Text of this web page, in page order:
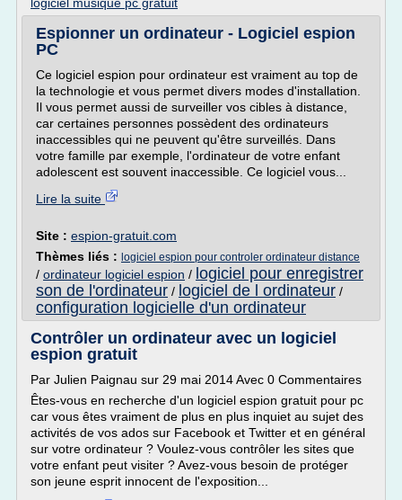
Espionner un ordinateur - Logiciel espion
PC
Ce logiciel espion pour ordinateur est vraiment au top de
la technologie et vous permet divers modes d'installation.
Il vous permet aussi de surveiller vos cibles à distance,
car certaines personnes possèdent des ordinateurs
inaccessibles qui ne peuvent qu'être surveillés. Dans
votre famille par exemple, l'ordinateur de votre enfant
adolescent est souvent inaccessible. Ce logiciel vous...
Lire la suite
Site : espion-gratuit.com
Thèmes liés : logiciel espion pour controler ordinateur distance
/ ordinateur logiciel espion / logiciel pour enregistrer
son de l'ordinateur / logiciel de l ordinateur /
configuration logicielle d'un ordinateur
Contrôler un ordinateur avec un logiciel
espion gratuit
Par Julien Paignau sur 29 mai 2014 Avec 0 Commentaires
Êtes-vous en recherche d'un logiciel espion gratuit pour pc
car vous êtes vraiment de plus en plus inquiet au sujet des
activités de vos ados sur Facebook et Twitter et en général
sur votre ordinateur ? Voulez-vous contrôler les sites que
votre enfant peut visiter ? Avez-vous besoin de protéger
son jeune esprit innocent de l'exposition...